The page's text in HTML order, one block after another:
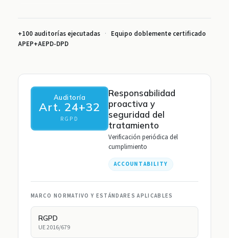
+100 auditorías ejecutadas ·
Equipo doblemente certificado
APEP+AEPD-DPD
Auditoría
Art. 24+32
RGPD
Responsabilidad
proactiva y
seguridad del
tratamiento
Verificación periódica del
cumplimiento
ACCOUNTABILITY
MARCO NORMATIVO Y ESTÁNDARES APLICABLES
RGPD
UE 2016/679